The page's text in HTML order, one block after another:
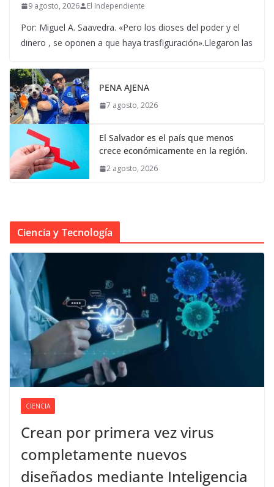
9 agosto, 2026 El Independiente
Por: Miguel A. Saavedra. «Pero los dioses del poder y el
dinero , se oponen a que haya trasfiguración».Llegaron las
PENA AJENA
7 agosto, 2026
El Salvador es el país que menos
crece económicamente en la región.
2 agosto, 2026
Ciencia y Tecnología
CIENCIA
Crean por primera vez virus
completamente nuevos
diseñados mediante Inteligencia